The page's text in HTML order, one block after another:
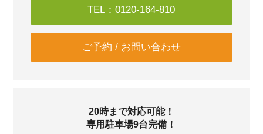
TEL：0120-164-810
ご予約 / お問い合わせ
20時まで対応可能！
専用駐車場9台完備！